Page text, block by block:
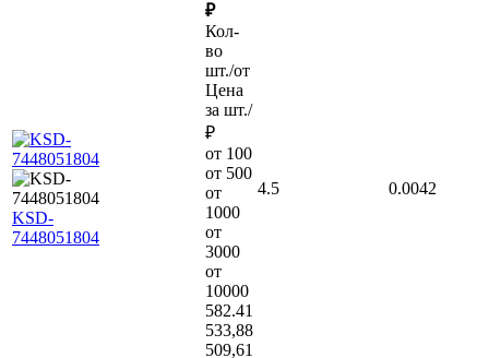
KSD-
7448051804
₽
Кол-
во
шт./от
Цена
за шт./
₽
от 100
от 500
от
1000
от
3000
от
10000
582.41
533,88
509,61
4.5 0.0042